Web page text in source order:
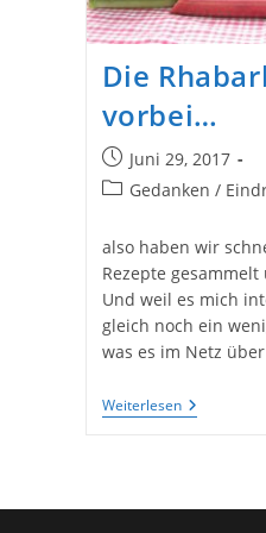
Die
vorbei…
Beitrag
veröffentlicht:
Juni 29, 2017
Beitrags-
Gedanken /
also haben wir
Rezepte
Und weil es mich
gleich noch ein
was es im Netz
WeiterlesenDie